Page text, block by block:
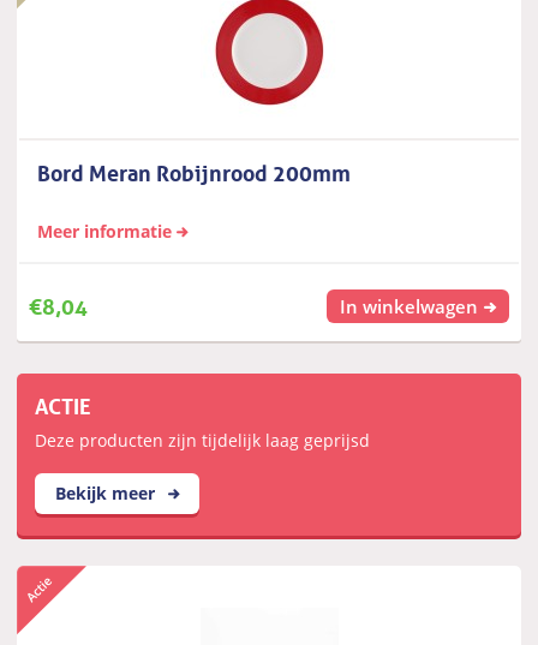
Bord Meran Robijnrood 200mm
Meer informatie
€8,04 In winkelwagen
ACTIE
Deze producten zijn tijdelijk laag geprijsd
Bekijk meer